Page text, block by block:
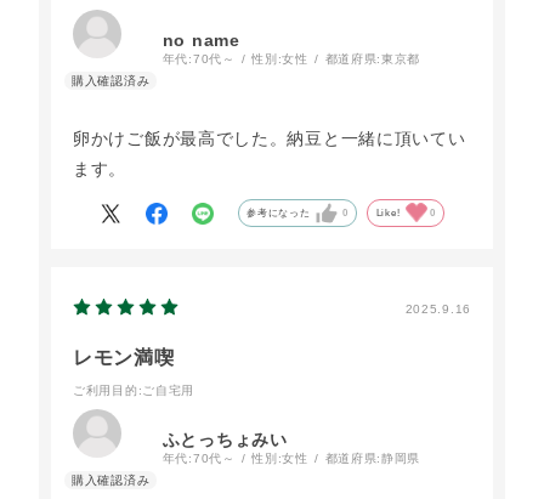
no name
年代:70代～ 性別:女性 都道府県:東京都
卵かけご飯が最高でした。納豆と一緒に頂いてい
ます。
参考になった 0 Like! 0
2025.9.16
レモン満喫
ご利用目的 :ご自宅用
ふとっちょみい
年代:70代～ 性別:女性 都道府県:静岡県